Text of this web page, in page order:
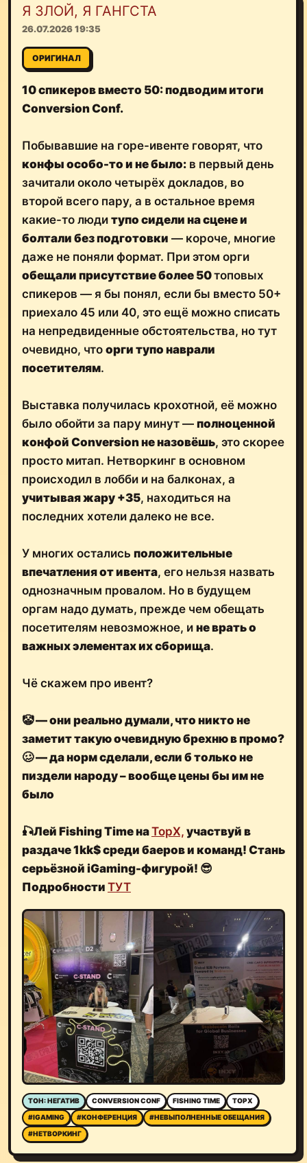
Я ЗЛОЙ, Я ГАНГСТА
26.07.2026 19:35
ОРИГИНАЛ
10 спикеров вместо 50: подводим итоги
Conversion Conf.
Побывавшие на горе-ивенте говорят, что
конфы особо-то и не было: в первый день
зачитали около четырёх докладов, во
второй всего пару, а в остальное время
какие-то люди тупо сидели на сцене и
болтали без подготовки — короче, многие
даже не поняли формат. При этом орги
обещали присутствие более 50топовых
спикеров — я бы понял, если бы вместо 50+
приехало 45 или 40, это ещё можно списать
на непредвиденные обстоятельства, но тут
очевидно, что орги тупо наврали
посетителям.
Выставка получилась крохотной, её можно
было обойти за пару минут — полноценной
конфой Conversion не назовёшь, это скорее
просто митап. Нетворкинг в основном
происходил в лобби и на балконах, а
учитывая жару +35, находиться на
последних хотели далеко не все.
У многих остались положительные
впечатления от ивента, его нельзя назвать
однозначным провалом. Но в будущем
оргам надо думать, прежде чем обещать
посетителям невозможное, и не врать о
важных элементах их сборища.
Чё скажем про ивент?
🤡— они реально думали, что никто не
заметит такую очевидную брехню в промо?
🥴— да норм сделали, если б только не
пиздели народу – вообще цены бы им не
было
🎣Лей Fishing Time наTopX, участвуй в
раздаче 1kk$ среди баеров и команд! Стань
серьёзной iGaming-фигурой! 😎
Подробности ТУТ
ТОН: НЕГАТИВ CONVERSION CONF FISHING TIME
TOPX
#IGAMING
#КОНФЕРЕНЦИЯ
#НЕВЫПОЛНЕННЫЕ ОБЕЩАНИЯ
#НЕТВОРКИНГ